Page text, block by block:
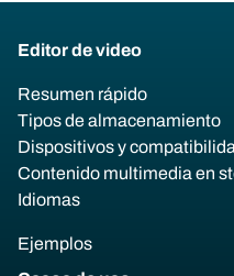
Editor de video
Resumen rápido
Tipos de almacenamiento
Dispositivos y
Contenido multimedia en
Idiomas
Ejemplos